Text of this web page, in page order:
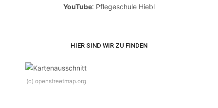
YouTube: Pflegeschule Hiebl
HIER SIND WIR ZU FINDEN
(c) openstreetmap.org